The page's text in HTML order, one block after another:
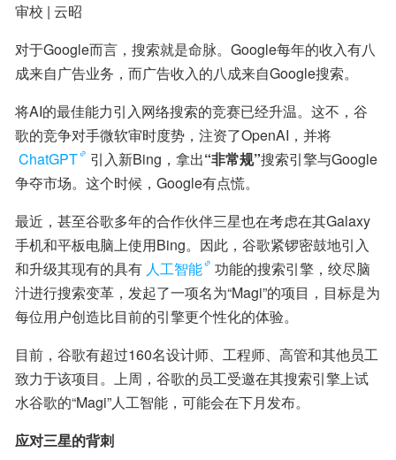
审校 | 云昭
对于Google而言，搜索就是命脉。Google每年的收入有八
成来自广告业务，而广告收入的八成来自Google搜索。
将AI的最佳能力引入网络搜索的竞赛已经升温。这不，谷
歌的竞争对手微软审时度势，注资了OpenAI，并将
ChatGPT
引入新Bing，拿出“非常规”搜索引擎与Google
争夺市场。这个时候，Google有点慌。
最近，甚至谷歌多年的合作伙伴三星也在考虑在其Galaxy
手机和平板电脑上使用Bing。因此，谷歌紧锣密鼓地引入
和升级其现有的具有 人工智能
功能的搜索引擎，绞尽脑
汁进行搜索变革，发起了一项名为“Magi”的项目，目标是为
每位用户创造比目前的引擎更个性化的体验。
目前，谷歌有超过160名设计师、工程师、高管和其他员工
致力于该项目。上周，谷歌的员工受邀在其搜索引擎上试
水谷歌的“Magi”人工智能，可能会在下月发布。
应对三星的背刺